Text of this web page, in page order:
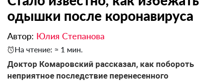
одышки после коронавируса
Автор: Юлия Степанова
На чтение: ≈ 1 мин.
Доктор Комаровский рассказал, как побороть
неприятное последствие перенесенного